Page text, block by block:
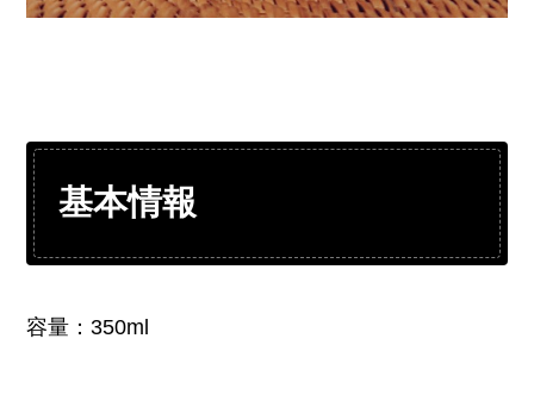
基本情報
容量：350ml